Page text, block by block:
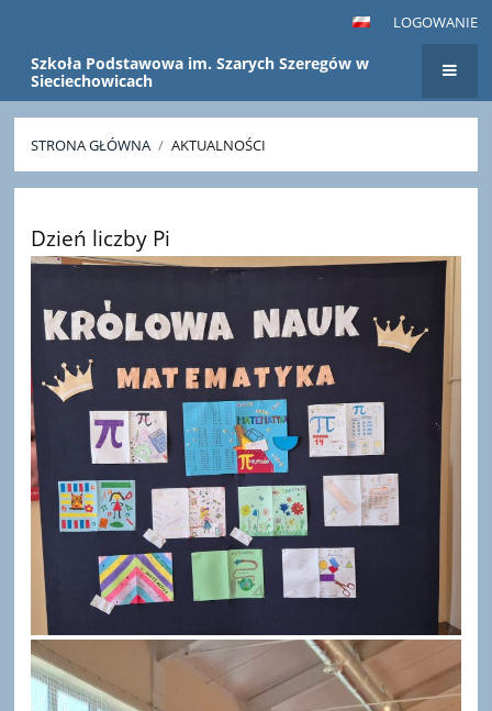
LOGOWANIE
Szkoła Podstawowa im. Szarych Szeregów w
Sieciechowicach
STRONA GŁÓWNA / AKTUALNOŚCI
Dzień liczby Pi